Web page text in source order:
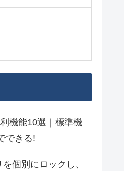
機能10選｜標準機
できる!
個別にロックし、